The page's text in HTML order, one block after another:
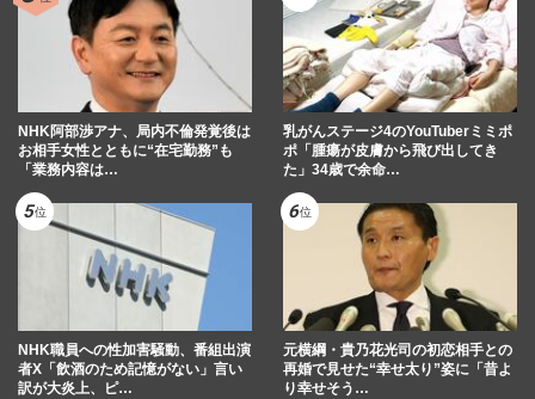
NHK阿部渉アナ、局内不倫発覚後は
お相手女性とともに“在宅勤務”も
「業務内容は…
乳がんステージ4のYouTuberミミポ
ポ「腫瘍が皮膚から飛び出してき
た」34歳で余命…
NHK職員への性加害騒動、番組出演
者X「飲酒のため記憶がない」言い
訳が大炎上、ピ…
元横綱・貴乃花光司の初恋相手との
再婚で見せた“幸せ太り”姿に「昔よ
り幸せそう…